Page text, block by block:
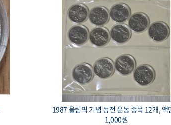
1993 대전 엑스포 기념 황동화, 로케트와
이, 액면가 1,000원